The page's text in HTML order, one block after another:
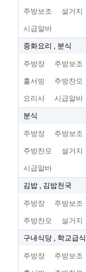
주방보조 설거지
시급알바
중화요리 , 분식
주방장 주방보조
홀서빙 주방찬모
요리사 시급알바
분식
주방장 주방보조
주방찬모 설거지
시급알바
김밥 , 김밥천국
주방장 주방보조
주방찬모 설거지
구내식당 , 학교급식
주방장 주방보조